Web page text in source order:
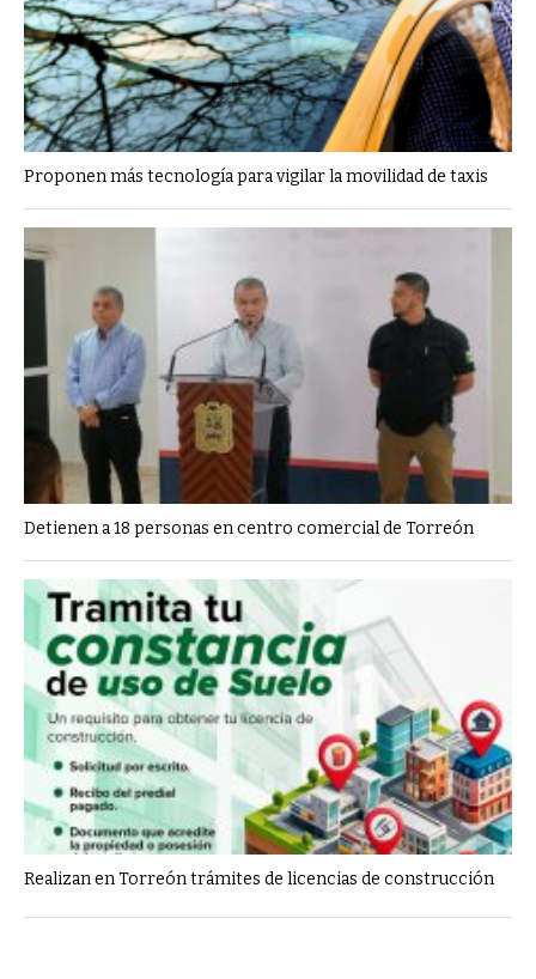
Proponen más tecnología para vigilar la movilidad de taxis
Detienen a 18 personas en centro comercial de Torreón
Realizan en Torreón trámites de licencias de construcción